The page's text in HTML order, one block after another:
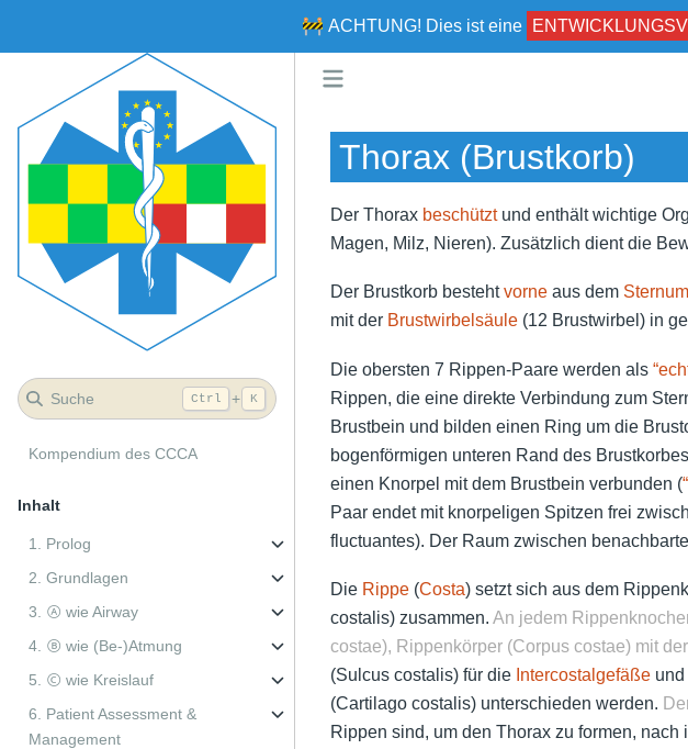
🚧 ACHTUNG! Dies ist eine
Suche Ctrl + K
Kompendium des CCCA
Inhalt
1. Prolog
2. Grundlagen
3. Ⓐ wie Airway
4. Ⓑ wie (Be-)Atmung
5. Ⓒ wie Kreislauf
6. Patient Assessment &
Management
Thorax (Brustkorb)
Der Thorax beschütztund enthält wichtige
Magen, Milz, Nieren). Zusätzlich dient die
Der Brustkorb bestehtvorneaus dem Sternum
mit der Brustwirbelsäule(12 Brustwirbel) in
Die obersten 7 Rippen-Paare werden als
Rippen, die eine direkte Verbindung zum
Brustbein und bilden einen Ring um die
bogenförmigen unteren Rand des
einen Knorpel mit dem Brustbein verbunden (
Paar endet mit knorpeligen Spitzen frei
fluctuantes). Der Raum zwischen
Die Rippe(Costa) setzt sich aus dem
costalis) zusammen. An jedem
costae), Rippenkörper (Corpus costae) mit der
(Sulcus costalis) für die Intercostalgefäßeund
(Cartilago costalis) unterschieden werden.
Rippen sind, um den Thorax zu formen,